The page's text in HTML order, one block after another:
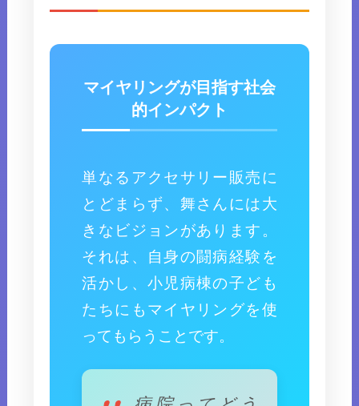
マイヤリングが目指す社会
的インパクト
単なるアクセサリー販売に
とどまらず、舞さんには大
きなビジョンがあります。
それは、自身の闘病経験を
活かし、小児病棟の子ども
たちにもマイヤリングを使
ってもらうことです。